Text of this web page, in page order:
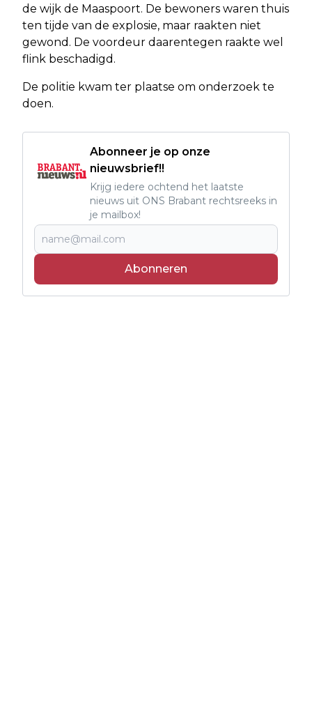
de wijk de Maaspoort. De bewoners waren thuis
ten tijde van de explosie, maar raakten niet
gewond. De voordeur daarentegen raakte wel
flink beschadigd.
De politie kwam ter plaatse om onderzoek te
doen.
Abonneer je op onze
nieuwsbrief!!
Krijg iedere ochtend het laatste
nieuws uit ONS Brabant rechtsreeks in
je mailbox!
Abonneren